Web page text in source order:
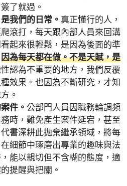
了就過。
我們的日常。 真正懂行的人，
滾打，每天跟內部人員來回溝
起來很輕鬆，是因為後面的準
因為每天都在做。不是天賦，是
認為不重要的地方，我們反覆
效果。也因為不斷研究，才知
。
件。 公部門人員因職務輪調頻
時，難免產生案件延宕，甚至
書深耕此拋棄繼承領域，將每
細節中琢磨出專業的趣味與法
能以親切但不含糊的態度，適
提醒與把關。